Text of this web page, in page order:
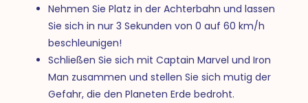
Nehmen Sie Platz in der Achterbahn und lassen
Sie sich in nur 3 Sekunden von 0 auf 60 km/h
beschleunigen!
Schließen Sie sich mit Captain Marvel und Iron
Man zusammen und stellen Sie sich mutig der
Gefahr, die den Planeten Erde bedroht.